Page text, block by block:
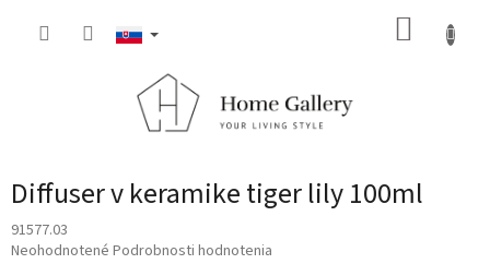
Diffuser v keramike tiger lily 100ml
91577.03
Priemerné
Neohodnotené Podrobnosti hodnotenia